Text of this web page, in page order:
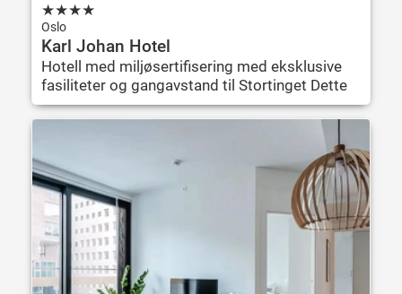
★★★★
Oslo
Karl Johan Hotel
Hotell med miljøsertifisering med eksklusive
fasiliteter og gangavstand til Stortinget Dette